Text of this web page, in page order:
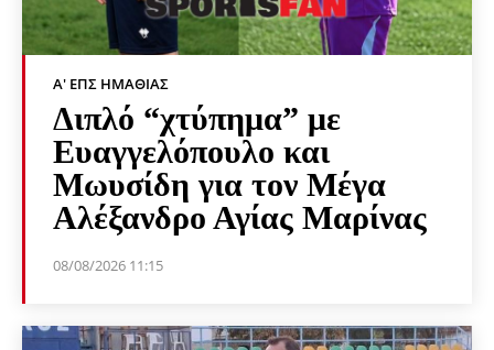
Α' ΕΠΣ ΗΜΑΘΊΑΣ
Διπλό “χτύπημα” με
Ευαγγελόπουλο και
Μωυσίδη για τον Μέγα
Αλέξανδρο Αγίας Μαρίνας
08/08/2026 11:15